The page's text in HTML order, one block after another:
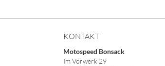
KONTAKT
Motospeed Bonsack
Im Vorwerk 29